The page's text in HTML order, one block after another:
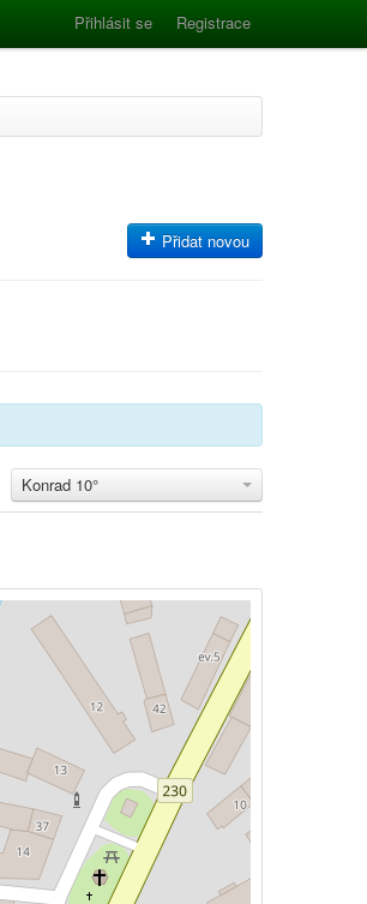
Přihlásit se Registrace
Přidat novou
Konrad 10°